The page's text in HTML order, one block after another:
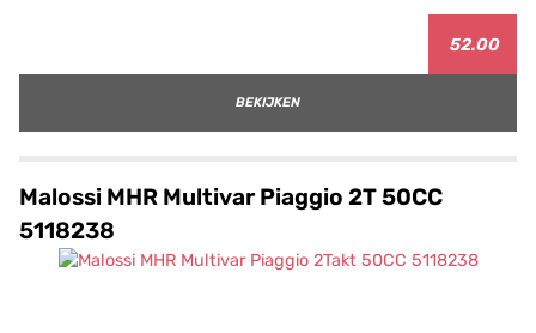
52.00
BEKIJKEN
Malossi MHR Multivar Piaggio 2T 50CC
5118238